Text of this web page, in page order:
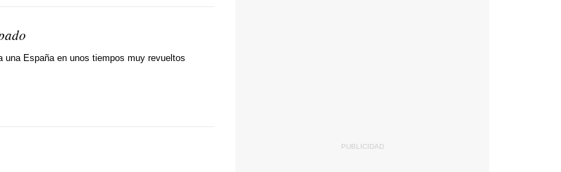
una España en unos tiempos muy revueltos